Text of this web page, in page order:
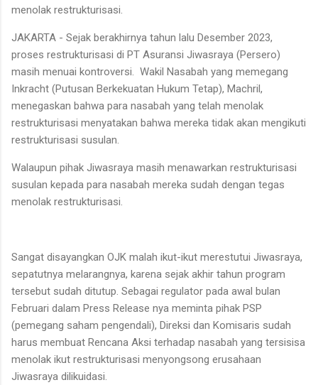
menolak restrukturisasi.
JAKARTA - Sejak berakhirnya tahun lalu Desember 2023,
proses restrukturisasi di PT Asuransi Jiwasraya (Persero)
masih menuai kontroversi. Wakil Nasabah yang memegang
Inkracht (Putusan Berkekuatan Hukum Tetap), Machril,
menegaskan bahwa para nasabah yang telah menolak
restrukturisasi menyatakan bahwa mereka tidak akan mengikuti
restrukturisasi susulan.
Walaupun pihak Jiwasraya masih menawarkan restrukturisasi
susulan kepada para nasabah mereka sudah dengan tegas
menolak restrukturisasi.
Sangat disayangkan OJK malah ikut-ikut merestutui Jiwasraya,
sepatutnya melarangnya, karena sejak akhir tahun program
tersebut sudah ditutup. Sebagai regulator pada awal bulan
Februari dalam Press Release nya meminta pihak PSP
(pemegang saham pengendali), Direksi dan Komisaris sudah
harus membuat Rencana Aksi terhadap nasabah yang tersisisa
menolak ikut restrukturisasi menyongsong erusahaan
Jiwasraya dilikuidasi.